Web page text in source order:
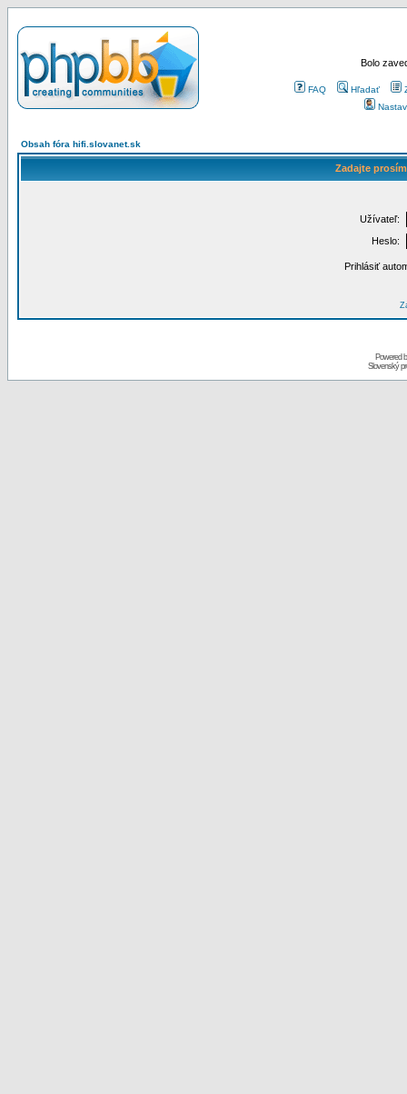
Bolo
FAQ Hľadať
Obsah fóra hifi.slovanet.sk
Zadajte
Užívateľ:
Heslo:
Prihlásiť
Powered
Slovenský